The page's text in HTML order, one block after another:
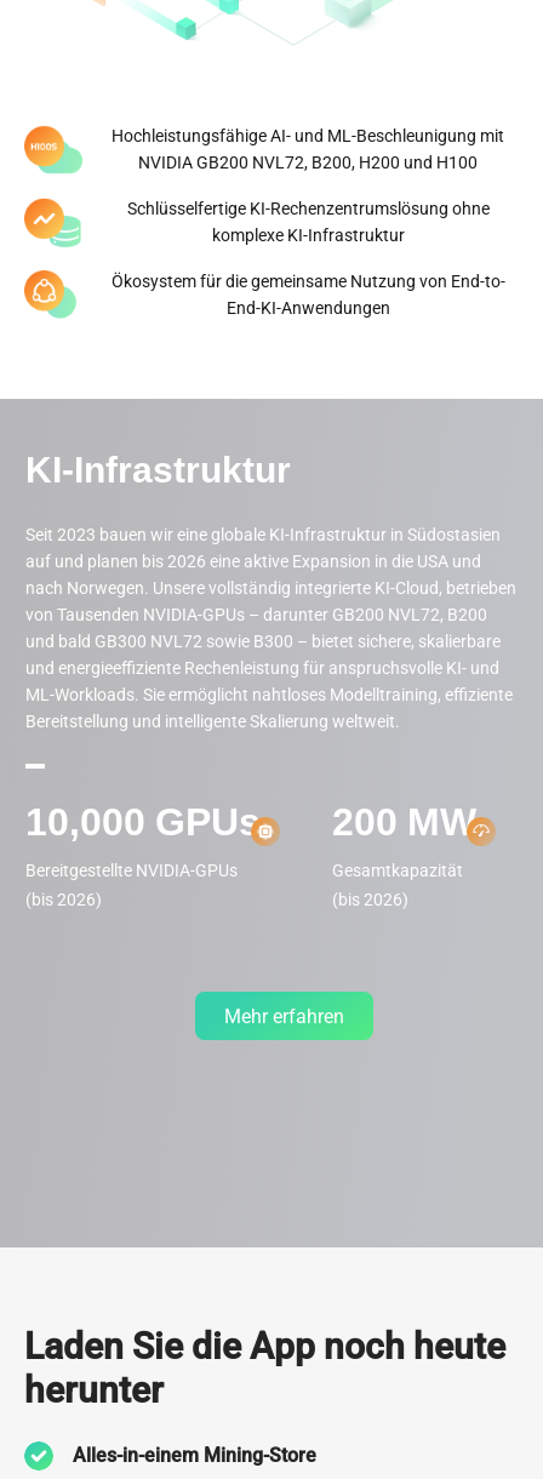
Hochleistungsfähige AI- und ML-Beschleunigung mit
NVIDIA GB200 NVL72, B200, H200 und H100
Schlüsselfertige KI-Rechenzentrumslösung ohne
komplexe KI-Infrastruktur
Ökosystem für die gemeinsame Nutzung von End-to-
End-KI-Anwendungen
GW
Mehr erfahren
KI-Infrastruktur
Seit 2023 bauen wir eine globale KI-Infrastruktur in Südostasien
auf und planen bis 2026 eine aktive Expansion in die USA und
nach Norwegen. Unsere vollständig integrierte KI-Cloud, betrieben
von Tausenden NVIDIA-GPUs – darunter GB200 NVL72, B200
und bald GB300 NVL72 sowie B300 – bietet sichere, skalierbare
und energieeffiziente Rechenleistung für anspruchsvolle KI- und
ML-Workloads. Sie ermöglicht nahtloses Modelltraining, effiziente
Bereitstellung und intelligente Skalierung weltweit.
10,000 GPUs
Bereitgestellte NVIDIA-GPUs
(bis 2026)
200 MW
Gesamtkapazität
(bis 2026)
Mehr erfahren
Rechenzentrum
Seit 2013 haben wir unser Know-how durch den Bau von mehr als
Rechenzentren, darunter eines der größten Nordamerikas, und
Laden Sie die App noch heute
herunter
Alles-in-einem Mining-Store